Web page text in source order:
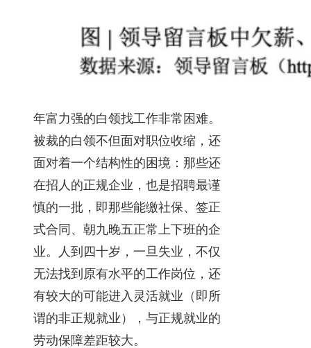
年富力强的白领找工作非常困难。
被裁的白领不但面对职位收缩，还
面对着一个结构性的困境：那些还
在招人的正规企业，也是招聘最谨
慎的一批，即那些能缴社保、签正
式合同、朝九晚五正常上下班的企
业。人到四十岁，一旦失业，不仅
无法找到原有水平的工作岗位，还
有较大的可能进入灵活就业（即所
谓的非正规就业），与正规就业的
劳动保障差距较大。